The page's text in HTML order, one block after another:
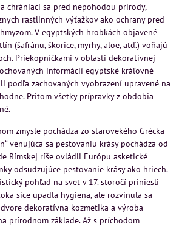
chrániaci sa pred nepohodou prírody,
rastlinných výťažkov ako ochrany pred
V egyptských hrobkách objavené
(šafránu, škorice, myrhy, aloe, atď.) voňajú
Priekopníčkami v oblasti dekoratívnej
informácií egyptské kráľovné –
podľa zachovaných vyobrazení upravené na
Pritom všetky prípravky z obdobia
zmysle pochádza zo starovekého Grécka
venujúca sa pestovaniu krásy pochádza od
Rímskej ríše ovládli Európu asketické
odsudzujúce pestovanie krásy ako hriech.
pohľad na svet v 17. storočí priniesli
síce upadla hygiena, ale rozvinula sa
dekoratívna kozmetika a výroba
prírodnom základe. Až s príchodom